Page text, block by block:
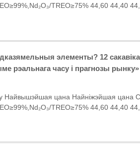
TREO≥75% 44,60 44,40
элементы? 12
рэальнага часу і прагнозы рынку»
Найвышэйшая цана Найніжэйшая цана
TREO≥75% 44,60 44,40